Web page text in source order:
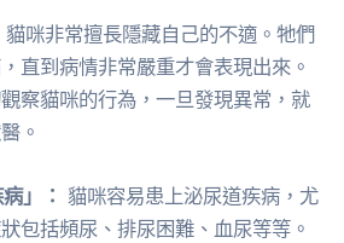
貓咪非常擅長隱藏自己的不適。牠們
直到病情非常嚴重才會表現出來。
察貓咪的行為，一旦發現異常，就
。
」： 貓咪容易患上泌尿道疾病，尤
包括頻尿、排尿困難、血尿等等。